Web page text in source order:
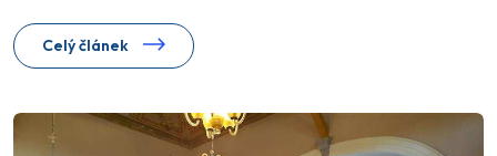
Celý článek